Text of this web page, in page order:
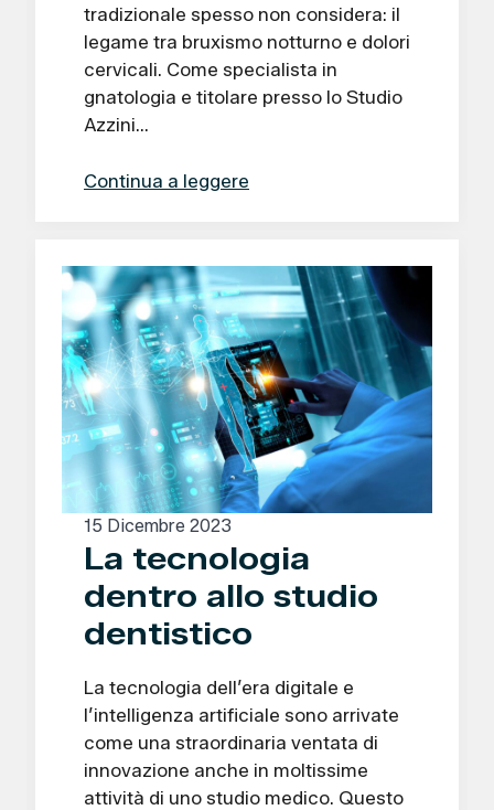
tradizionale spesso non considera: il
legame tra bruxismo notturno e dolori
cervicali. Come specialista in
gnatologia e titolare presso lo Studio
Azzini…
Continua a leggere
15 Dicembre 2023
La tecnologia
dentro allo studio
dentistico
La tecnologia dell’era digitale e
l’intelligenza artificiale sono arrivate
come una straordinaria ventata di
innovazione anche in moltissime
attività di uno studio medico. Questo